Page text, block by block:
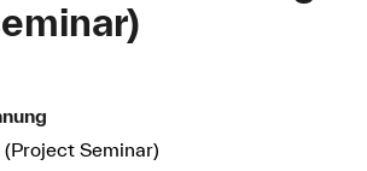
Seminar)